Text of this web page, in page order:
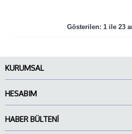
Gösterilen: 1 ile 23
KURUMSAL
HESABIM
HABER BÜLTENI